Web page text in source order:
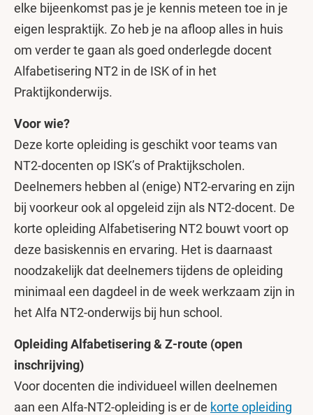
elke bijeenkomst pas je je kennis meteen toe in je
eigen lespraktijk. Zo heb je na afloop alles in huis
om verder te gaan als goed onderlegde docent
Alfabetisering NT2 in de ISK of in het
Praktijkonderwijs.
Voor wie?
Deze korte opleiding is geschikt voor teams van
NT2-docenten op ISK’s of Praktijkscholen.
Deelnemers hebben al (enige) NT2-ervaring en zijn
bij voorkeur ook al opgeleid zijn als NT2-docent. De
korte opleiding Alfabetisering NT2 bouwt voort op
deze basiskennis en ervaring. Het is daarnaast
noodzakelijk dat deelnemers tijdens de opleiding
minimaal een dagdeel in de week werkzaam zijn in
het Alfa NT2-onderwijs bij hun school.
Opleiding Alfabetisering & Z-route (open
inschrijving)
Voor docenten die individueel willen deelnemen
aan een Alfa-NT2-opleiding is er de korte opleiding